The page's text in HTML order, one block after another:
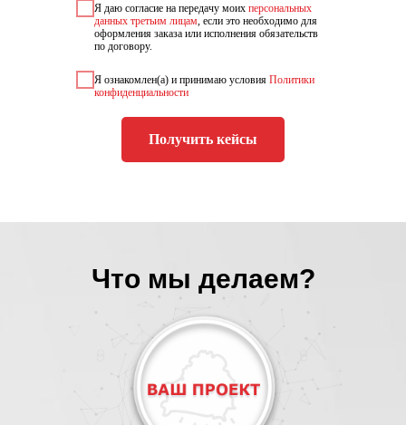
Я даю согласие на передачу моих персональных
данных третьим лицам, если это необходимо для
оформления заказа или исполнения обязательств
по договору.
Я ознакомлен(а) и принимаю условия Политики
конфиденциальности
Получить кейсы
Что мы делаем?